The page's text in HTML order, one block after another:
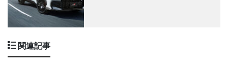
関連記事